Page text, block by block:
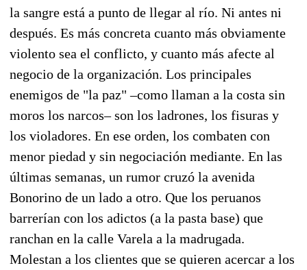
la sangre está a punto de llegar al río. Ni antes ni
después. Es más concreta cuanto más obviamente
violento sea el conflicto, y cuanto más afecte al
negocio de la organización. Los principales
enemigos de "la paz" –como llaman a la costa sin
moros los narcos– son los ladrones, los fisuras y
los violadores. En ese orden, los combaten con
menor piedad y sin negociación mediante. En las
últimas semanas, un rumor cruzó la avenida
Bonorino de un lado a otro. Que los peruanos
barrerían con los adictos (a la pasta base) que
ranchan en la calle Varela a la madrugada.
Molestan a los clientes que se quieren acercar a los